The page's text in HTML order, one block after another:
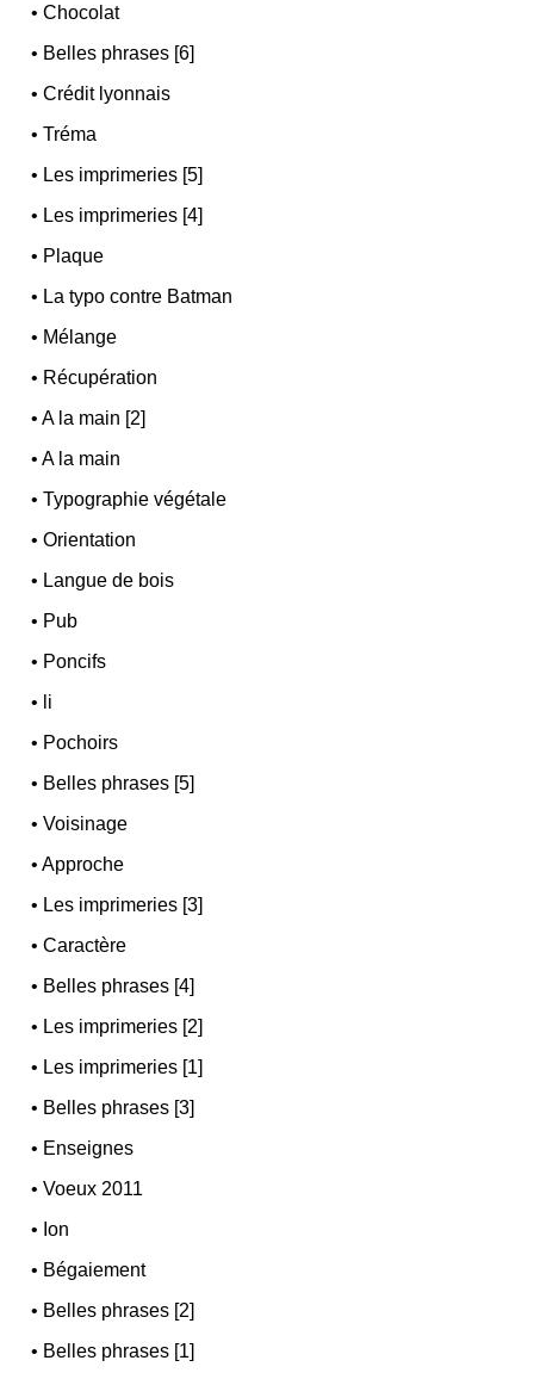
•Chocolat
• Belles phrases [6]
•Crédit lyonnais
•Tréma
• Les imprimeries [5]
• Les imprimeries [4]
• Plaque
• La typo contre Batman
• Mélange
• Récupération
•A la main [2]
•A la main
•Typographie végétale
•Orientation
• Langue de bois
• Pub
• Poncifs
• li
• Pochoirs
• Belles phrases [5]
•Voisinage
•Approche
• Les imprimeries [3]
•Caractère
• Belles phrases [4]
• Les imprimeries [2]
• Les imprimeries [1]
• Belles phrases [3]
• Enseignes
•Voeux 2011
• Ion
• Bégaiement
• Belles phrases [2]
• Belles phrases [1]